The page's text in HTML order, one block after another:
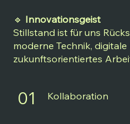
🔹 Innovationsgeist
Stillstand ist für uns
moderne Technik, digitale
zukunftsorientiertes
01 Kollaboration